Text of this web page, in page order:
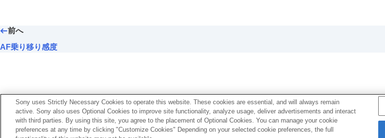
ピント拡大
ピント拡大時間（静止画/動画）
ピント拡大初期倍率（静止画）
前へ
AF乗り移り感度
Sony uses Strictly Necessary Cookies to operate this website. These cookies are essential, and will always remain
active. Sony also uses Optional Cookies to improve site functionality, analyze usage, deliver advertisements and interact
with third parties. By using this site, you agree to the placement of Optional Cookies. You can manage your cookie
preferences at any time by clicking "Customize Cookies" Depending on your selected cookie preferences, the full